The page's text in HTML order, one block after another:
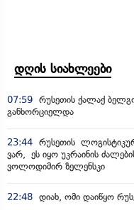
დღის სიახლეები
07:59 რუსეთის ქალაქ
განხორციელდა
23:44 რუსეთის
ვარ, ეს იყო უკრაინის
ვოლოდიმირ ზელენსკი
22:48 დიახ, ომი დაიწყო